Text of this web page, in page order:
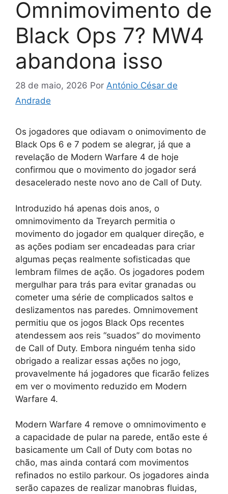
Omnimovimento de
Black Ops 7? MW4
abandona isso
28 de maio, 2026 Por António César de
Andrade
Os jogadores que odiavam o onimovimento de
Black Ops 6 e 7 podem se alegrar, já que a
revelação de Modern Warfare 4 de hoje
confirmou que o movimento do jogador será
desacelerado neste novo ano de Call of Duty.
Introduzido há apenas dois anos, o
omnimovimento da Treyarch permitia o
movimento do jogador em qualquer direção, e
as ações podiam ser encadeadas para criar
algumas peças realmente sofisticadas que
lembram filmes de ação. Os jogadores podem
mergulhar para trás para evitar granadas ou
cometer uma série de complicados saltos e
deslizamentos nas paredes. Omnimovement
permitiu que os jogos Black Ops recentes
atendessem aos reis “suados” do movimento
de Call of Duty. Embora ninguém tenha sido
obrigado a realizar essas ações no jogo,
provavelmente há jogadores que ficarão felizes
em ver o movimento reduzido em Modern
Warfare 4.
Modern Warfare 4 remove o omnimovimento e
a capacidade de pular na parede, então este é
basicamente um Call of Duty com botas no
chão, mas ainda contará com movimentos
refinados no estilo parkour. Os jogadores ainda
serão capazes de realizar manobras fluidas,